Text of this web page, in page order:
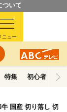
ついて
ニュー
特集 初心者ガイド
国産 切り落し 切